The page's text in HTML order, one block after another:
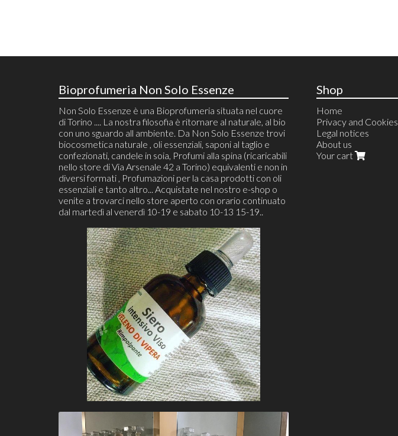
Bioprofumeria Non Solo Essenze
Non Solo Essenze è una Bioprofumeria situata nel cuore
di Torino .... La nostra filosofia è ritornare al naturale, al bio
con uno sguardo all ambiente. Da Non Solo Essenze trovi
biocosmetica naturale , oli essenziali, saponi al taglio e
confezionati, candele in soia, Profumi alla spina (ricaricabili
nello store di Via Arsenale 42 a Torino) equivalenti e non in
diversi formati , Profumazioni per la casa prodotti con oli
essenziali e tanto altro... Acquistate nel nostro e-shop o
venite a trovarci nello store aperto con orario continuato
dal martedì al venerdì 10-19 e sabato 10-13 15-19..
Shop
Home
Privacy and Cookies
Legal notices
About us
Your cart